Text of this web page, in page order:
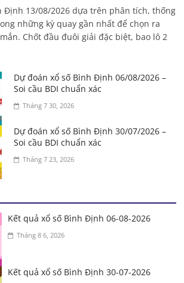
Định 13/08/2026 dựa trên phân tích, thống
những kỳ quay gần nhất để chọn ra
Chốt đầu đuôi giải đặc biệt, bao lô 2
Dự đoán xổ số Bình Định 06/08/2026 –
Soi cầu BDI chuẩn xác
Tháng 7 30, 2026
Dự đoán xổ số Bình Định 30/07/2026 –
Soi cầu BDI chuẩn xác
Tháng 7 23, 2026
Kết quả xổ số Bình Định 06-08-2026
Tháng 8 6, 2026
Kết quả xổ số Bình Định 30-07-2026